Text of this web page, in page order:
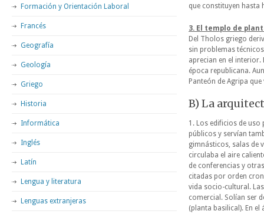
que constituyen hasta
3. El templo de
Del Tholos griego
sin problemas
aprecian en el interior.
época republicana.
Panteón de Agripa
B) La
1. Los edificios de
públicos y servían
gimnásticos, salas de
circulaba el aire
de conferencias y
citadas por orden
vida socio-cultural.
comercial. Solían ser
(planta basilical). En
Formación y Orientación Laboral
Francés
Geografía
Geología
Griego
Historia
Informática
Inglés
Latín
Lengua y literatura
Lenguas extranjeras